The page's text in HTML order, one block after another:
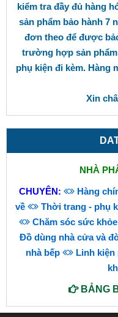
kiểm tra đầy đủ hàng
sản phẩm bảo hành 7
đơn theo để được
trường hợp sản
phụ kiện đi kèm. Hàng
Xin
NHÀ
CHUYÊN: Hàng
về
Thời trang - phụ
Chăm sóc sức khỏe
Đồ dùng nhà cửa và
nhà bếp
Linh
BẢNG